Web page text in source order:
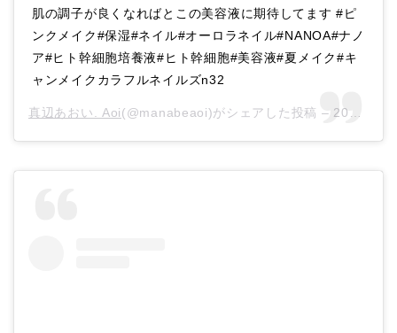
肌の調子が良くなればとこの美容液に期待してます #ピ
ンクメイク#保湿#ネイル#オーロラネイル#NANOA#ナノ
ア#ヒト幹細胞培養液#ヒト幹細胞#美容液#夏メイク#キ
ャンメイクカラフルネイルズn32
真辺あおい. Aoi(@manabeaoi)がシェアした投稿 – 2020年 7月月31日午前5時11分PDT